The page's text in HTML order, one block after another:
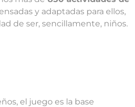
y adaptadas para ellos,
de ser, sencillamente, niños.
el juego es la base